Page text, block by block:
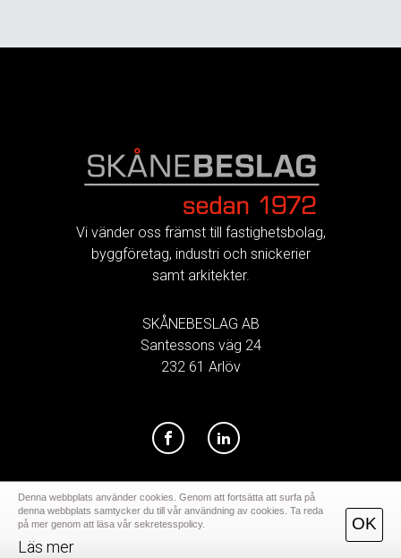
Vi vänder oss främst till fastighetsbolag,
byggföretag, industri och snickerier
samt arkitekter.
SKÅNEBESLAG AB
Santessons väg 24
232 61 Arlöv
Denna webbplats använder cookies. Genom att fortsätta att surfa på
denna webbplats samtycker du till vår användning av cookies. Ta reda
på mer genom att läsa vår sekretesspolicy.
Läs mer
OK